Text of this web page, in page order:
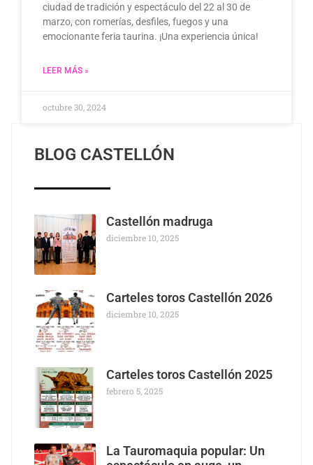
ciudad de tradición y espectáculo del 22 al 30 de
marzo, con romerías, desfiles, fuegos y una
emocionante feria taurina. ¡Una experiencia única!
LEER MÁS »
octubre 30, 2024
BLOG CASTELLÓN
Castellón madruga
diciembre 10, 2025
Carteles toros Castellón 2026
diciembre 10, 2025
Carteles toros Castellón 2025
febrero 5, 2025
La Tauromaquia popular: Un